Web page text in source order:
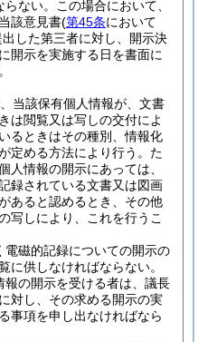
ない。
この場合において、
該意見書(第45条において
出した第三者に対し、開示決
開示を実施する日を書面に
当該保有個人情報が、文書
は閲覧又は写しの交付によ
るときはその種別、情報化
定める方法により行う。 た
人情報の開示にあっては、
録されている文書又は図画
あると認めるとき、その他
写しにより、これを行うこ
電磁的記録についての開示の
に供しなければならない。
の開示を受ける者は、議長
対し、その求める開示の実
事項を申し出なければなら